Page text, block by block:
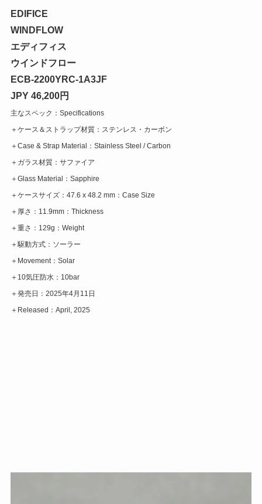
EDIFICE
WINDFLOW
エディフィス
ウインドフロー
ECB-2200YRC-1A3JF
JPY 46,200円
主なスペック：Specifications
＋ケース＆ストラップ材質：ステンレス・カーボン
＋Case & Strap Material：Stainless Steel / Carbon
＋ガラス材質：サファイア
＋Glass Material：Sapphire
＋ケースサイズ：47.6 x 48.2 mm：Case Size
＋厚さ：11.9mm：Thickness
＋重さ：129g：Weight
＋駆動方式：ソーラー
＋Movement：Solar
＋10気圧防水：10bar
＋発売日：2025年4月11日
＋Released：April, 2025